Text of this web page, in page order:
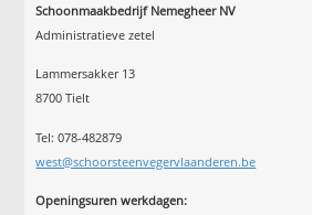
Schoonmaakbedrijf Nemegheer NV
Administratieve zetel
Lammersakker 13
8700 Tielt
Tel: 078-482879
west@schoorsteenvegervlaanderen.be
Openingsuren werkdagen: